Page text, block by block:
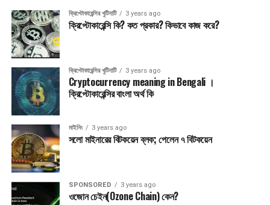
ক্রিপ্টোকারেন্সির খুটিনাটি 3 years ago
ক্রিপ্টোকারেন্সি কি? কত প্রকার? কিভাবে কাজ করে?
ক্রিপ্টোকারেন্সির খুটিনাটি 3 years ago
Cryptocurrency meaning in Bengali ।
ক্রিপ্টোকারেন্সির বাংলা অর্থ কি
মাইনিং 3 years ago
সলো মাইনারের বিটকয়েন ব্লক; পেলেন ৭ বিটকয়েন
SPONSORED 3 years ago
ওজোন চেইন(Ozone Chain) কেন?